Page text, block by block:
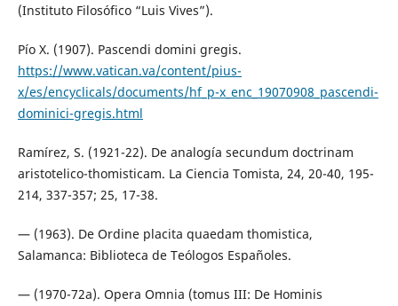
(Instituto Filosófico “Luis Vives”).
Pío X. (1907). Pascendi domini gregis.
https://www.vatican.va/content/pius-
x/es/encyclicals/documents/hf_p-x_enc_19070908_pascendi-
dominici-gregis.html
Ramírez, S. (1921-22). De analogía secundum doctrinam
aristotelico-thomisticam. La Ciencia Tomista, 24, 20-40, 195-
214, 337-357; 25, 17-38.
— (1963). De Ordine placita quaedam thomistica,
Salamanca: Biblioteca de Teólogos Españoles.
— (1970-72a). Opera Omnia (tomus III: De Hominis